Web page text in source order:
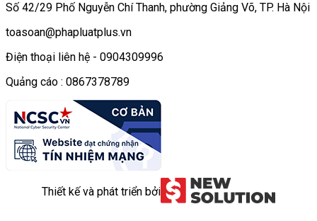
Số 42/29 Phố Nguyễn Chí Thanh, phường Giảng Võ, TP. Hà Nội
toasoan@phapluatplus.vn
Điện thoại liên hệ - 0904309996
Quảng cáo : 0867378789
Thiết kế và phát triển bởi